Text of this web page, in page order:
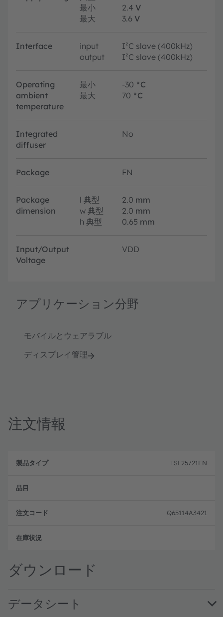
最小
2.4 V
最大
3.6 V
Interface input
I²C slave (400kHz)
output
I²C slave (400kHz)
Operating
ambient
temperature
最小 -30 °C
最大
70 °C
Integrated
diffuser
No
Package FN
Package
dimension
l 典型 2.0 mm
w 典型 2.0 mm
h 典型 0.65 mm
Input/Output
Voltage
VDD
アプリケーション分野
モバイルとウェアラブル
ディスプレイ管理
注文情報
品
プ
品
TSL25721FN
Q65114A3421
ダウンロード
データシート